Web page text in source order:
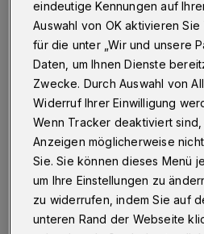
Wuppertal·Die für ihr
israelische Singer-
aus Münster stammenden
Vidal Schneider am Dienstag
um 20 Uhr in der „Bandfabrik“
Straße 133 auf.
24.09.2023 , 12:00 Uhr
eindeutige Kennungen auf
Auswahl von OK aktivieren
für die unter „Wir und unsere
Daten, um Ihnen Dienste
Zwecke. Durch Auswahl von
Widerruf Ihrer Einwilligung
Wenn Tracker deaktiviert
Anzeigen möglicherweise
Sie. Sie können dieses Menü
um Ihre Einstellungen zu
zu widerrufen, indem Sie auf
unteren Rand der Webseite